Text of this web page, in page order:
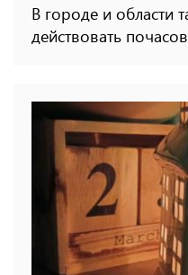
В городе и области
действовать